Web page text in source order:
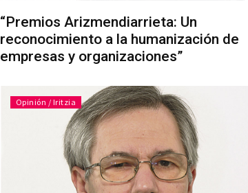
“Premios Arizmendiarrieta: Un
reconocimiento a la humanización de
empresas y organizaciones”
Opinión / Iritzia